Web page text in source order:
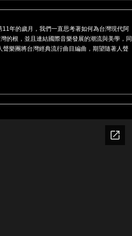
年的歲月，我們一直思考著如何為台灣現代阿
的根，並且連結國際音樂發展的潮流與美學，同
樂團將台灣經典流行曲目編曲，期望隨著人聲